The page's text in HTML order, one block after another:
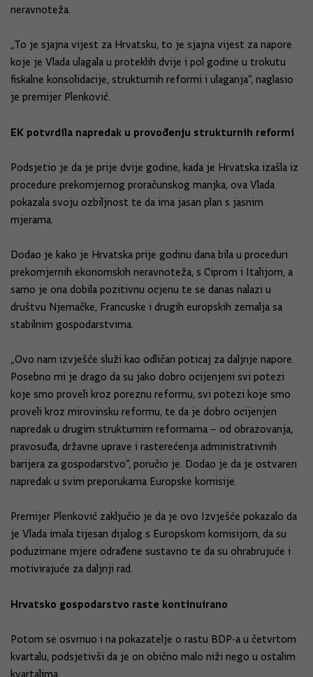
neravnoteža.
„To je sjajna vijest za Hrvatsku, to je sjajna vijest za napore
koje je Vlada ulagala u proteklih dvije i pol godine u trokutu
fiskalne konsolidacije, strukturnih reformi i ulaganja“, naglasio
je premijer Plenković.
EK potvrdila napredak u provođenju strukturnih reformi
Podsjetio je da je prije dvije godine, kada je Hrvatska izašla iz
procedure prekomjernog proračunskog manjka, ova Vlada
pokazala svoju ozbiljnost te da ima jasan plan s jasnim
mjerama.
Dodao je kako je Hrvatska prije godinu dana bila u proceduri
prekomjernih ekonomskih neravnoteža, s Ciprom i Italijom, a
samo je ona dobila pozitivnu ocjenu te se danas nalazi u
društvu Njemačke, Francuske i drugih europskih zemalja sa
stabilnim gospodarstvima.
„Ovo nam izvješće služi kao odličan poticaj za daljnje napore.
Posebno mi je drago da su jako dobro ocijenjeni svi potezi
koje smo proveli kroz poreznu reformu, svi potezi koje smo
proveli kroz mirovinsku reformu, te da je dobro ocijenjen
napredak u drugim strukturnim reformama – od obrazovanja,
pravosuđa, državne uprave i rasterećenja administrativnih
barijera za gospodarstvo“, poručio je. Dodao je da je ostvaren
napredak u svim preporukama Europske komisije.
Premijer Plenković zaključio je da je ovo Izvješće pokazalo da
je Vlada imala tijesan dijalog s Europskom komisijom, da su
poduzimane mjere odrađene sustavno te da su ohrabrujuće i
motivirajuće za daljnji rad.
Hrvatsko gospodarstvo raste kontinuirano
Potom se osvrnuo i na pokazatelje o rastu BDP-a u četvrtom
kvartalu, podsjetivši da je on obično malo niži nego u ostalim
kvartalima.